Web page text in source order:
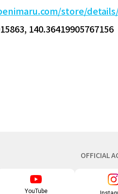
store/details/
140.36419905767156
OFFICIAL
YouTube